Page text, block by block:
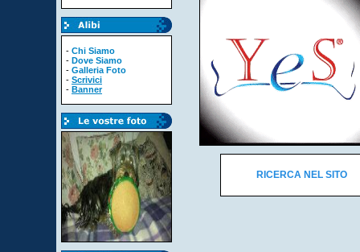
- Chi Siamo
- Dove Siamo
- Galleria Foto
- Scrivici
- Banner
RICERCA NEL SITO